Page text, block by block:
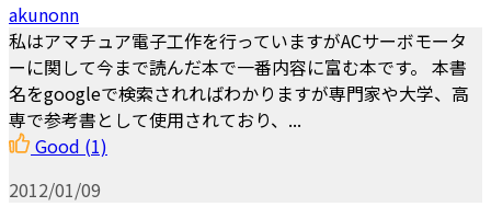
akunonn
私はアマチュア電子工作を行っていますがACサーボモータ
ーに関して今まで読んだ本で一番内容に富む本です。 本書
名をgoogleで検索されればわかりますが専門家や大学、高
専で参考書として使用されており、...
Good (1)
2012/01/09